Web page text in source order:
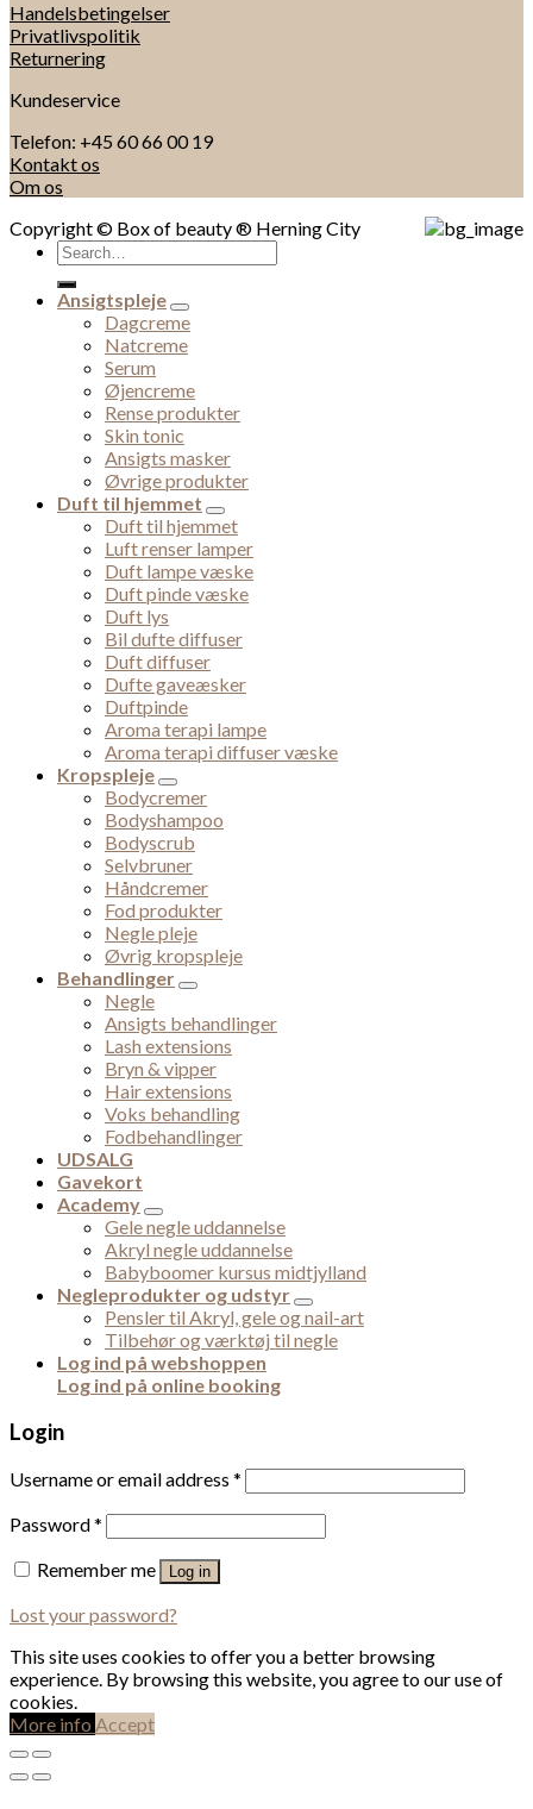
Handelsbetingelser
Privatlivspolitik
Returnering
Kundeservice
Telefon: +45 60 66 00 19
Kontakt os
Om os
Copyright © Box of beauty ® Herning City
Search
for:
Ansigtspleje
Dagcreme
Natcreme
Serum
Øjencreme
Rense produkter
Skin tonic
Ansigts masker
Øvrige produkter
Duft til hjemmet
Duft til hjemmet
Luft renser lamper
Duft lampe væske
Duft pinde væske
Duft lys
Bil dufte diffuser
Duft diffuser
Dufte gaveæsker
Duftpinde
Aroma terapi lampe
Aroma terapi diffuser væske
Kropspleje
Bodycremer
Bodyshampoo
Bodyscrub
Selvbruner
Håndcremer
Fod produkter
Negle pleje
Øvrig kropspleje
Behandlinger
Negle
Ansigts behandlinger
Lash extensions
Bryn & vipper
Hair extensions
Voks behandling
Fodbehandlinger
UDSALG
Gavekort
Academy
Gele negle uddannelse
Akryl negle uddannelse
Babyboomer kursus midtjylland
Negleprodukter og udstyr
Pensler til Akryl, gele og nail-art
Tilbehør og værktøj til negle
Log ind på webshoppen
Log ind på online booking
Login
Username or email address *
Password*
Remember me
Log in
Lost your password?
This site uses cookies to offer you a better browsing
experience. By browsing this website, you agree to our use of
cookies.
More info Accept